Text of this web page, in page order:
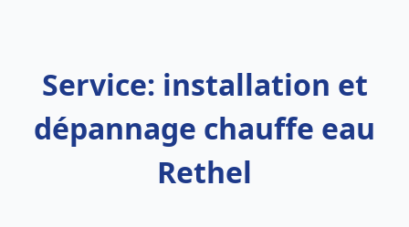
Service: installation et
dépannage chauffe eau
Rethel